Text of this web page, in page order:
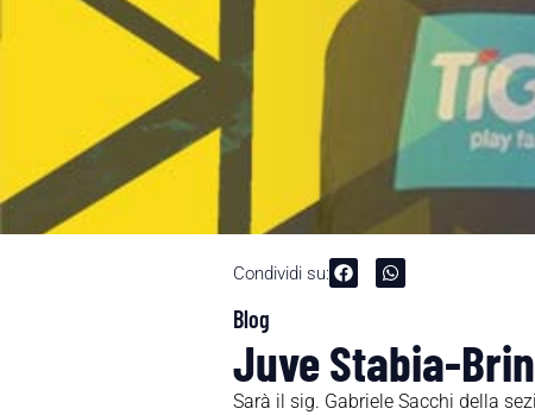
Condividi su:
Blog
Juve Stabia-
Sarà il sig. Gabriele Sacchi della